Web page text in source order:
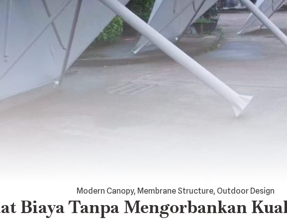
Modern Canopy, Membrane Structure, Outdoor Design
Biaya Tanpa Mengorbankan